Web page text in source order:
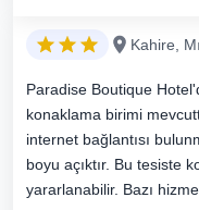
Kahire,
Paradise Boutique
konaklama birimi
internet bağlantısı
boyu açıktır. Bu tesiste
yararlanabilir. Bazı